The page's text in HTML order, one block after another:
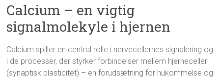
Calcium – en vigtig
signalmolekyle i hjernen
Calcium spiller en central rolle i nervecellernes signalering og
i de processer, der styrker forbindelser mellem hjerneceller
(synaptisk plasticitet) – en forudsætning for hukommelse og